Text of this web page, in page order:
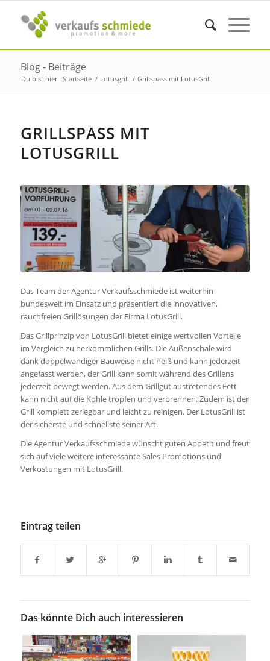
Blog - Beiträge
Du bist hier: Startseite / Lotusgrill / Grillspass mit LotusGrill
GRILLSPASS MIT
LOTUSGRILL
Das Team der Agentur Verkaufsschmiede ist weiterhin
bundesweit im Einsatz und präsentiert die innovativen,
rauchfreien Grillösungen der Firma LotusGrill.
Das Grillprinzip von LotusGrill bietet einige wertvollen Vorteile
im Vergleich zu herkömmlichen Grills. Die Außenschale wird
dank doppelwandiger Bauweise nicht heiß und kann jederzeit
angefasst werden, der Grill kann somit während des Grillens
jederzeit bewegt werden. Aus dem Grillgut austretendes Fett
kann nicht auf die Kohle tropfen und verbrennen. Zudem ist der
Grill komplett zerlegbar und leicht zu reinigen. Der LotusGrill ist
der sicherste und schnellste seiner Art.
Die Agentur Verkaufsschmiede wünscht guten Appetit und freut
sich auf viele weitere interessante Sales Promotions und
Verkostungen mit LotusGrill.
Eintrag teilen
Das könnte Dich auch interessieren